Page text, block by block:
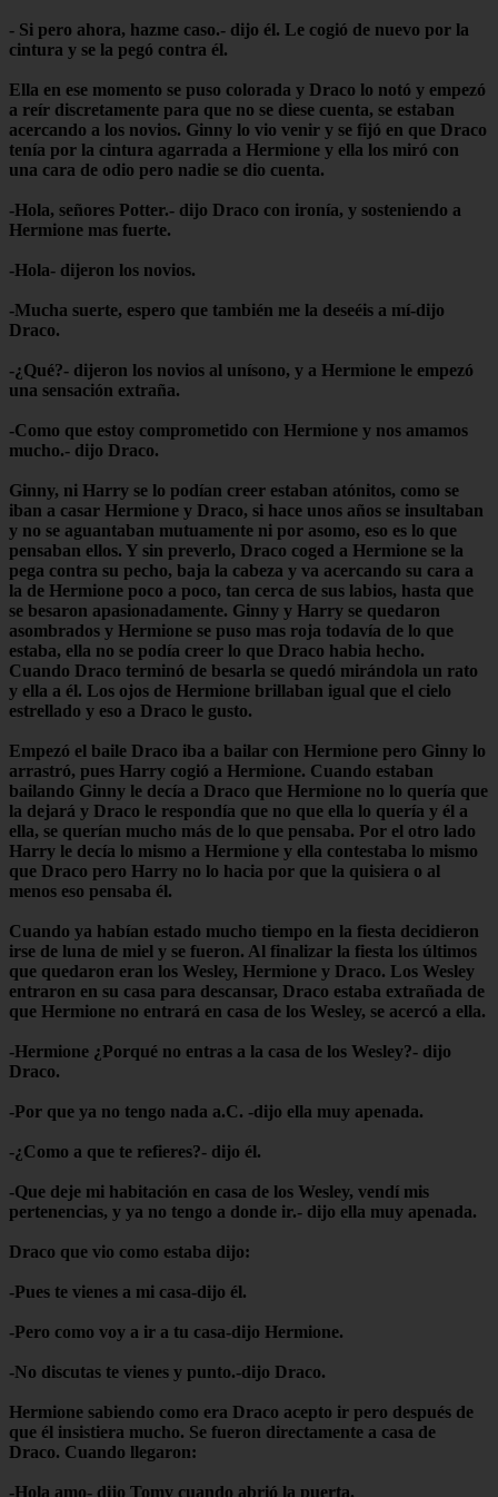
- Si pero ahora, hazme caso.- dijo él. Le cogió de nuevo por la
cintura y se la pegó contra él.
Ella en ese momento se puso colorada y Draco lo notó y empezó
a reír discretamente para que no se diese cuenta, se estaban
acercando a los novios. Ginny lo vio venir y se fijó en que Draco
tenía por la cintura agarrada a Hermione y ella los miró con
una cara de odio pero nadie se dio cuenta.
-Hola, señores Potter.- dijo Draco con ironía, y sosteniendo a
Hermione mas fuerte.
-Hola- dijeron los novios.
-Mucha suerte, espero que también me la deseéis a mí-dijo
Draco.
-¿Qué?- dijeron los novios al unísono, y a Hermione le empezó
una sensación extraña.
-Como que estoy comprometido con Hermione y nos amamos
mucho.- dijo Draco.
Ginny, ni Harry se lo podían creer estaban atónitos, como se
iban a casar Hermione y Draco, si hace unos años se insultaban
y no se aguantaban mutuamente ni por asomo, eso es lo que
pensaban ellos. Y sin preverlo, Draco coged a Hermione se la
pega contra su pecho, baja la cabeza y va acercando su cara a
la de Hermione poco a poco, tan cerca de sus labios, hasta que
se besaron apasionadamente. Ginny y Harry se quedaron
asombrados y Hermione se puso mas roja todavía de lo que
estaba, ella no se podía creer lo que Draco habia hecho.
Cuando Draco terminó de besarla se quedó mirándola un rato
y ella a él. Los ojos de Hermione brillaban igual que el cielo
estrellado y eso a Draco le gusto.
Empezó el baile Draco iba a bailar con Hermione pero Ginny lo
arrastró, pues Harry cogió a Hermione. Cuando estaban
bailando Ginny le decía a Draco que Hermione no lo quería que
la dejará y Draco le respondía que no que ella lo quería y él a
ella, se querían mucho más de lo que pensaba. Por el otro lado
Harry le decía lo mismo a Hermione y ella contestaba lo mismo
que Draco pero Harry no lo hacia por que la quisiera o al
menos eso pensaba él.
Cuando ya habían estado mucho tiempo en la fiesta decidieron
irse de luna de miel y se fueron. Al finalizar la fiesta los últimos
que quedaron eran los Wesley, Hermione y Draco. Los Wesley
entraron en su casa para descansar, Draco estaba extrañada de
que Hermione no entrará en casa de los Wesley, se acercó a ella.
-Hermione ¿Porqué no entras a la casa de los Wesley?- dijo
Draco.
-Por que ya no tengo nada a.C. -dijo ella muy apenada.
-¿Como a que te refieres?- dijo él.
-Que deje mi habitación en casa de los Wesley, vendí mis
pertenencias, y ya no tengo a donde ir.- dijo ella muy apenada.
Draco que vio como estaba dijo:
-Pues te vienes a mi casa-dijo él.
-Pero como voy a ir a tu casa-dijo Hermione.
-No discutas te vienes y punto.-dijo Draco.
Hermione sabiendo como era Draco acepto ir pero después de
que él insistiera mucho. Se fueron directamente a casa de
Draco. Cuando llegaron:
-Hola amo- dijo Tomy cuando abrió la puerta.